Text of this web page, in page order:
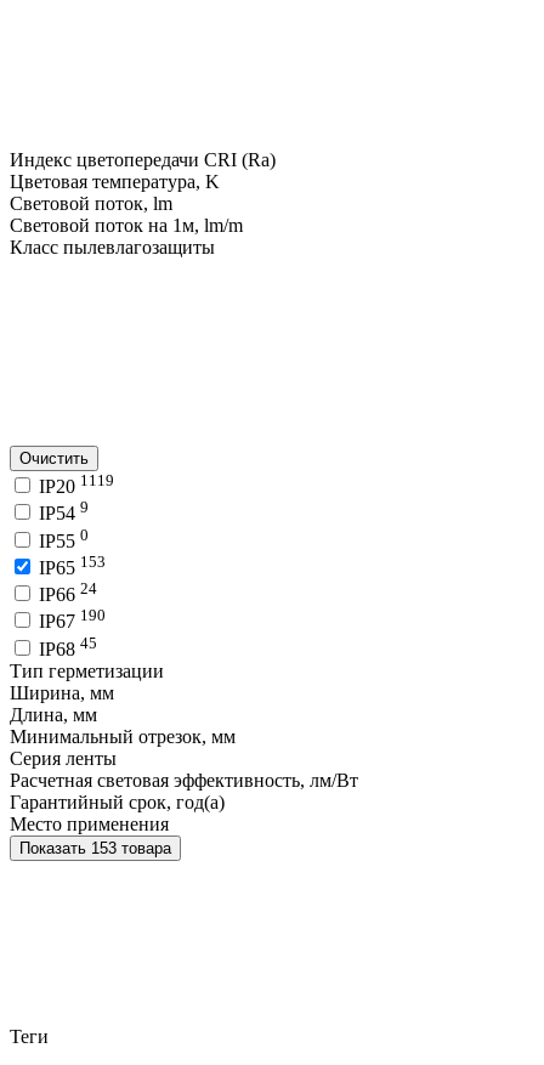
Индекс цветопередачи CRI (Ra)
Цветовая температура, K
Световой поток, lm
Световой поток на 1м, lm/m
Класс пылевлагозащиты
Очистить
IP20 1119
IP54 9
IP55 0
IP65 153
IP66 24
IP67 190
IP68 45
Тип герметизации
Ширина, мм
Длина, мм
Минимальный отрезок, мм
Серия ленты
Расчетная световая эффективность, лм/Вт
Гарантийный срок, год(а)
Место применения
Показать 153 товара
Теги